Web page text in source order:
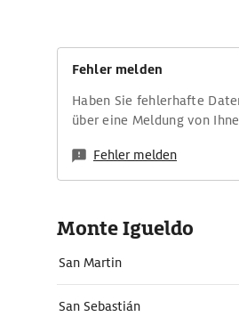
Fehler melden
Haben Sie fehlerhafte
über eine Meldung von
Fehler melden
Monte Igueldo
San Martin
San Sebastián